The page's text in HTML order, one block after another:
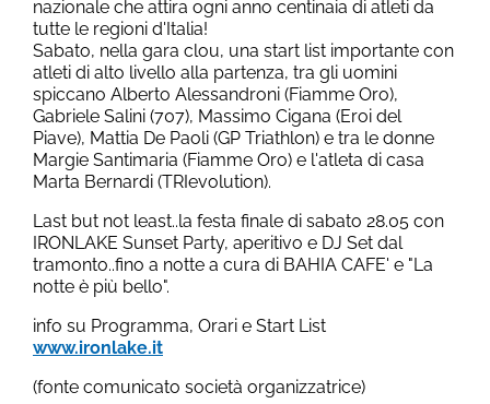
nazionale che attira ogni anno centinaia di atleti da
tutte le regioni d'Italia!
Sabato, nella gara clou, una start list importante con
atleti di alto livello alla partenza, tra gli uomini
spiccano Alberto Alessandroni (Fiamme Oro),
Gabriele Salini (707), Massimo Cigana (Eroi del
Piave), Mattia De Paoli (GP Triathlon) e tra le donne
Margie Santimaria (Fiamme Oro) e l'atleta di casa
Marta Bernardi (TRIevolution).
Last but not least..la festa finale di sabato 28.05 con
IRONLAKE Sunset Party, aperitivo e DJ Set dal
tramonto..fino a notte a cura di BAHIA CAFE' e "La
notte è più bello".
info su Programma, Orari e Start List
www.ironlake.it
(fonte comunicato società organizzatrice)